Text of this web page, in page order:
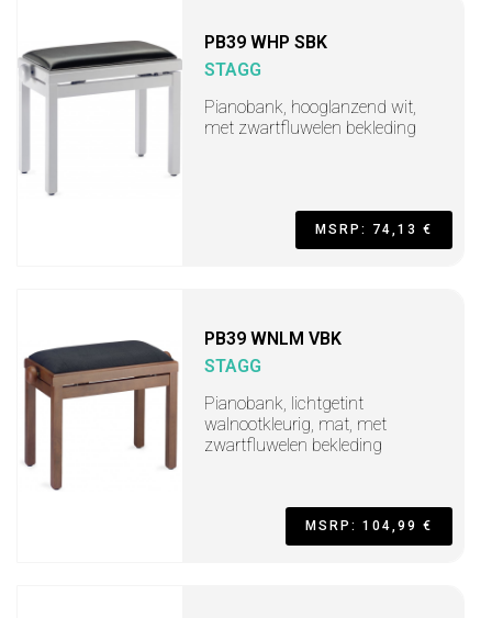
PB39 WHP SBK
STAGG
Pianobank, hooglanzend wit,
met zwartfluwelen bekleding
MSRP: 74,13 €
PB39 WNLM VBK
STAGG
Pianobank, lichtgetint
walnootkleurig, mat, met
zwartfluwelen bekleding
MSRP: 104,99 €